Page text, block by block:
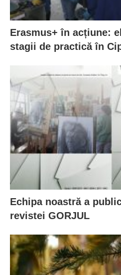
Erasmus+ în acțiune:
stagii de practică în
Echipa noastră a
revistei GORJUL